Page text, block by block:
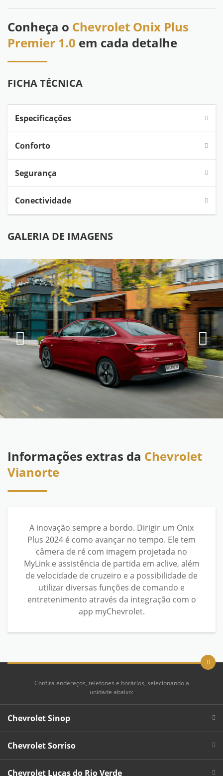
Conheça o Chevrolet Onix Plus
Premier 1.0 em cada detalhe
FICHA TÉCNICA
Especificações
Conforto
Segurança
Conectividade
GALERIA DE IMAGENS
Informações extras da Chevrolet
Vianorte
A inovação sempre a bordo. Dirigir um Onix
Plus 2024 é como avançar no tempo. Ele tem
câmera de ré com imagem projetada no
MyLink e assistência de partida em aclive, além
de velocidade de cruzeiro e a possibilidade de
utilizar diversas funções de comando e
entretenimento através da integração com o
app myChevrolet.
Confira endereços, telefones e horários, selecionando a
unidade abaixo:
Chevrolet Sinop
Chevrolet Sorriso
Chevrolet Lucas do Rio Verde